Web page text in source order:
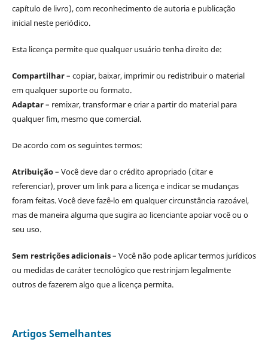
capítulo de livro), com reconhecimento de autoria e publicação
inicial neste periódico.
Esta licença permite que qualquer usuário tenha direito de:
Compartilhar– copiar, baixar, imprimir ou redistribuir o material
em qualquer suporte ou formato.
Adaptar– remixar, transformar e criar a partir do material para
qualquer fim, mesmo que comercial.
De acordo com os seguintes termos:
Atribuição– Você deve dar o crédito apropriado (citar e
referenciar), prover um link para a licença e indicar se mudanças
foram feitas. Você deve fazê-lo em qualquer circunstância razoável,
mas de maneira alguma que sugira ao licenciante apoiar você ou o
seu uso.
Sem restrições adicionais– Você não pode aplicar termos jurídicos
ou medidas de caráter tecnológico que restrinjam legalmente
outros de fazerem algo que a licença permita.
Artigos Semelhantes